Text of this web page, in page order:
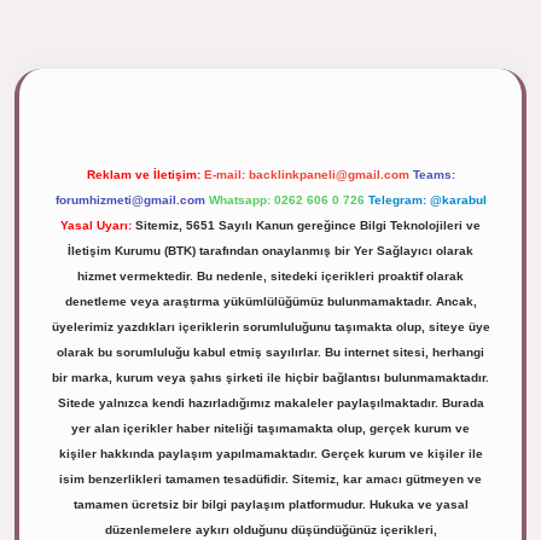
Reklam ve İletişim: E-mail: backlinkpaneli@gmail.com Teams:
forumhizmeti@gmail.com Whatsapp: 0262 606 0 726 Telegram: @karabul
Yasal Uyarı: Sitemiz, 5651 Sayılı Kanun gereğince Bilgi Teknolojileri ve
İletişim Kurumu (BTK) tarafından onaylanmış bir Yer Sağlayıcı olarak
hizmet vermektedir. Bu nedenle, sitedeki içerikleri proaktif olarak
denetleme veya araştırma yükümlülüğümüz bulunmamaktadır. Ancak,
üyelerimiz yazdıkları içeriklerin sorumluluğunu taşımakta olup, siteye üye
olarak bu sorumluluğu kabul etmiş sayılırlar. Bu internet sitesi, herhangi
bir marka, kurum veya şahıs şirketi ile hiçbir bağlantısı bulunmamaktadır.
Sitede yalnızca kendi hazırladığımız makaleler paylaşılmaktadır. Burada
yer alan içerikler haber niteliği taşımamakta olup, gerçek kurum ve
kişiler hakkında paylaşım yapılmamaktadır. Gerçek kurum ve kişiler ile
isim benzerlikleri tamamen tesadüfidir. Sitemiz, kar amacı gütmeyen ve
tamamen ücretsiz bir bilgi paylaşım platformudur. Hukuka ve yasal
düzenlemelere aykırı olduğunu düşündüğünüz içerikleri,